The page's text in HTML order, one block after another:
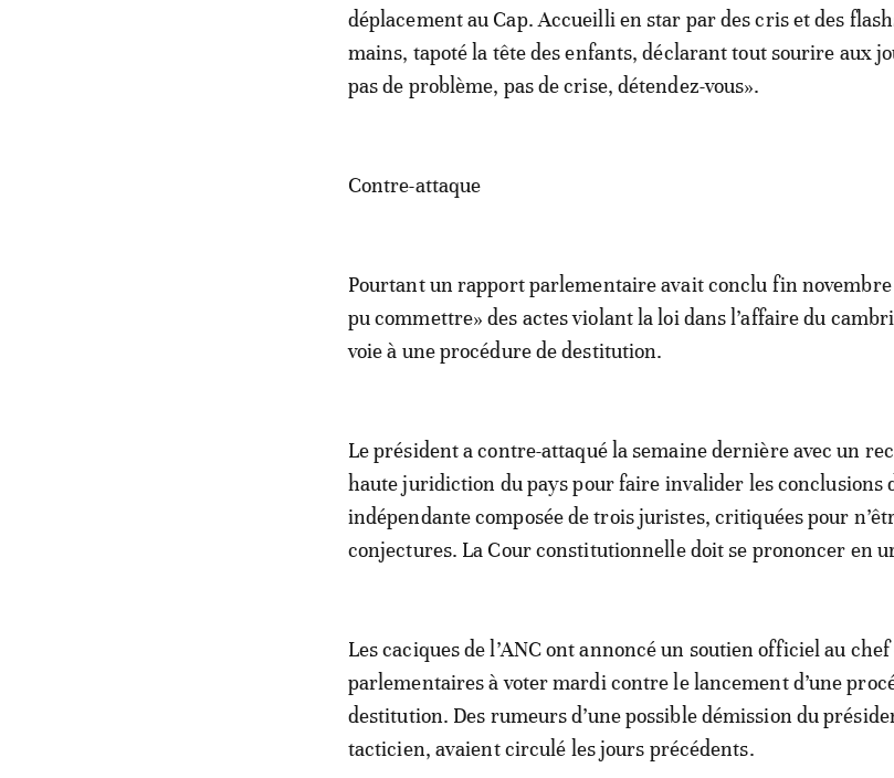
déplacement au Cap. Accueilli en star par des cris et des
mains, tapoté la tête des enfants, déclarant tout sourire aux
pas de problème, pas de crise, détendez-vous».
Contre-attaque
Pourtant un rapport parlementaire avait conclu fin novembre
pu commettre» des actes violant la loi dans l’affaire du
voie à une procédure de destitution.
Le président a contre-attaqué la semaine dernière avec un
haute juridiction du pays pour faire invalider les conclusions
indépendante composée de trois juristes, critiquées pour
conjectures. La Cour constitutionnelle doit se prononcer en
Les caciques de l’ANC ont annoncé un soutien officiel au
parlementaires à voter mardi contre le lancement d’une
destitution. Des rumeurs d’une possible démission du
tacticien, avaient circulé les jours précédents.